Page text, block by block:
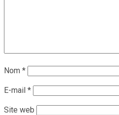
Nom *
E-mail *
Site web